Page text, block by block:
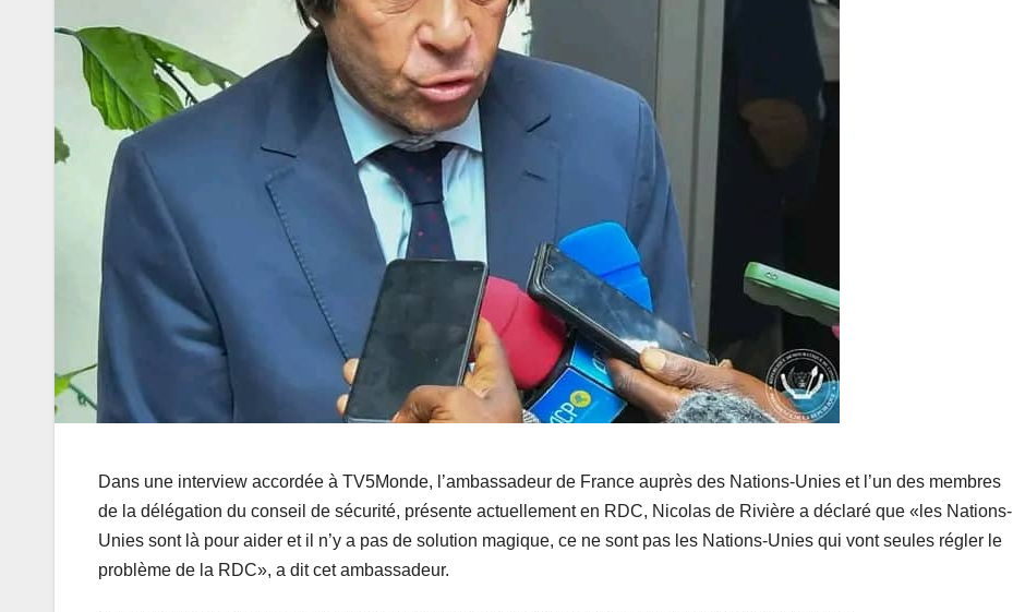
Dans une interview accordée à TV5Monde, l’ambassadeur de France auprès des Nations-Unies et l’un des membres
de la délégation du conseil de sécurité, présente actuellement en RDC, Nicolas de Rivière a déclaré que «les Nations-
Unies sont là pour aider et il n’y a pas de solution magique, ce ne sont pas les Nations-Unies qui vont seules régler le
problème de la RDC», a dit cet ambassadeur.